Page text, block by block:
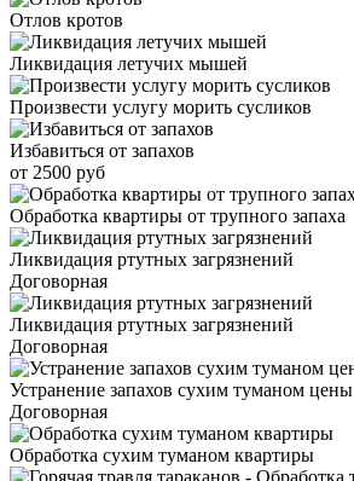
Отлов кротов
Ликвидация летучих мышей
Произвести услугу морить сусликов
Избавиться от запахов
от 2500 руб
Обработка квартиры от трупного запаха
Ликвидация ртутных загрязнений
Договорная
Ликвидация ртутных загрязнений
Договорная
Устранение запахов сухим туманом цены
Договорная
Обработка сухим туманом квартиры